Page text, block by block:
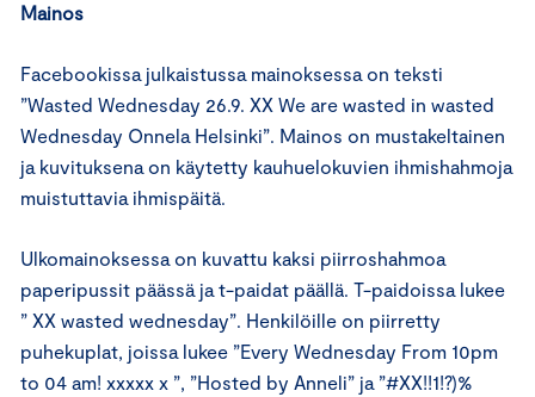
Mainos
Facebookissa julkaistussa mainoksessa on teksti
”Wasted Wednesday 26.9. XX We are wasted in wasted
Wednesday Onnela Helsinki”. Mainos on mustakeltainen
ja kuvituksena on käytetty kauhuelokuvien ihmishahmoja
muistuttavia ihmispäitä.
Ulkomainoksessa on kuvattu kaksi piirroshahmoa
paperipussit päässä ja t-paidat päällä. T-paidoissa lukee
” XX wasted wednesday”. Henkilöille on piirretty
puhekuplat, joissa lukee ”Every Wednesday From 10pm
to 04 am! xxxxx x ”, ”Hosted by Anneli” ja ”#XX!!1!?)%